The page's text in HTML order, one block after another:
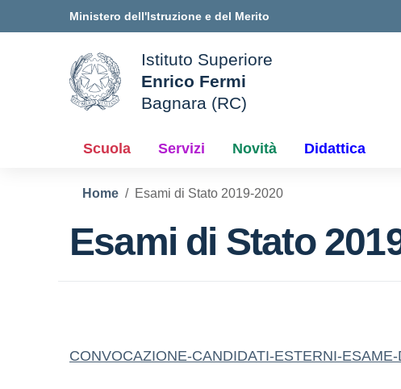
Ministero dell'Istruzione e del Merito
della scuola
Istituto Superiore
Enrico Fermi
Bagnara (RC)
Scuola Servizi Novità Didattica
Home Esami di Stato 2019-2020
Esami di Stato
CONVOCAZIONE-CANDIDATI-ESTERNI-ESAME-